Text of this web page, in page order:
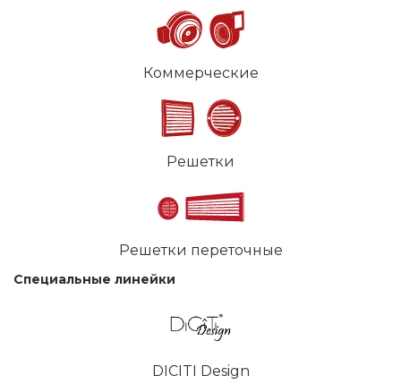
Коммерческие
Решетки
Решетки переточные
Специальные линейки
DICITI Design